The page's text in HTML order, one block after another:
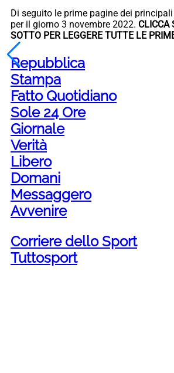
Di seguito le prime pagine dei
per il giorno 3 novembre 2022. CLICCA
SOTTO PER LEGGERE TUTTE LE
Repubblica
Stampa
Fatto Quotidiano
Sole 24 Ore
Giornale
Verità
Libero
Domani
Messaggero
Avvenire
Corriere dello Sport
Tuttosport